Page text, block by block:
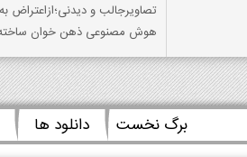
تصاویرجالب و دیدنی؛ازاعتراض
هوش مصنوعی ذهن‌ خوان
برگ نخست دانلود ها